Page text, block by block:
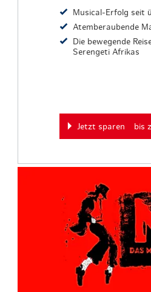
Musical-Erfolg seit
Atemberaubende
Die bewegende
Serengeti Afrikas
Jetzt sparen bis